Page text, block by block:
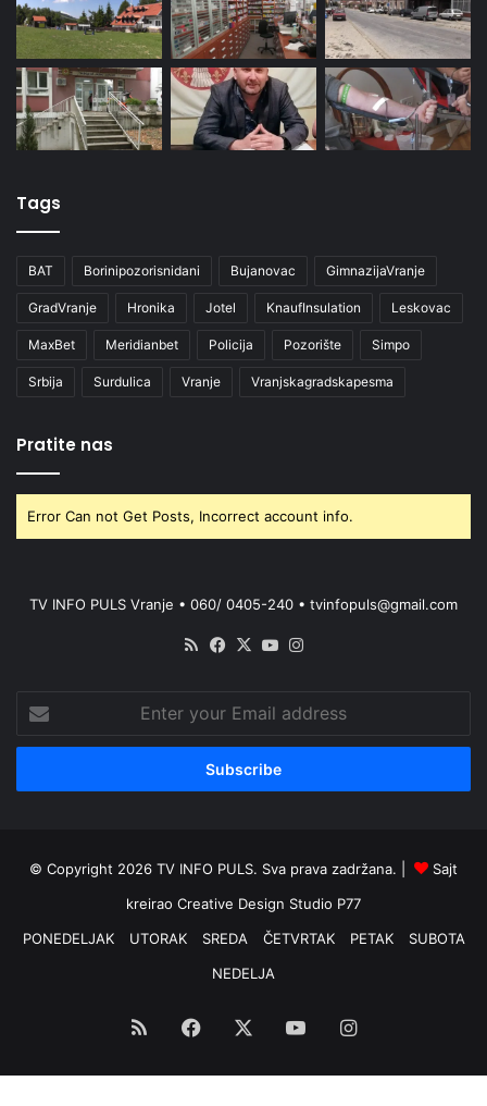
Tags
BAT Borinipozorisnidani Bujanovac GimnazijaVranje
GradVranje Hronika Jotel KnaufInsulation Leskovac
MaxBet Meridianbet Policija Pozorište Simpo
Srbija Surdulica Vranje Vranjskagradskapesma
Pratite nas
Error Can not Get Posts, Incorrect account info.
TV INFO PULS Vranje • 060/ 0405-240 • tvinfopuls@gmail.com
RSS Facebook
X YouTube
your
Email
© Copyright 2026 TV INFO PULS. Sva prava zadržana. |
Sajt
kreirao Creative Design Studio P77
PONEDELJAK
UTORAK SREDA ČETVRTAK PETAK
SUBOTA
NEDELJA
RSS Facebook YouTubeInstagram